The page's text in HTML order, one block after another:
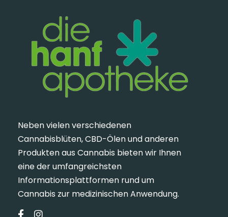
Neben vielen verschiedenen
Cannabisblüten, CBD-Ölen und anderen
Produkten aus Cannabis bieten wir Ihnen
eine der umfangreichsten
Informationsplattformen rund um
Cannabis zur medizinischen Anwendung.